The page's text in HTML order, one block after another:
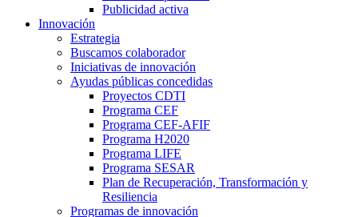
Publicidad activa
Innovación
Estrategia
Buscamos colaborador
Iniciativas de innovación
Ayudas públicas concedidas
Proyectos CDTI
Programa CEF
Programa CEF-AFIF
Programa H2020
Programa LIFE
Programa SESAR
Plan de Recuperación, Transformación y
Resiliencia
Programas de innovación